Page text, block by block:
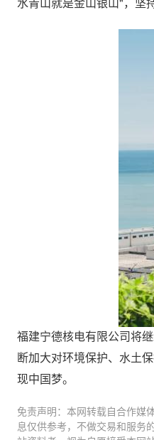
水青山就是金山银山"，坚
福建宁德核电有限公司将
断加大对环境保护、水土
现中国梦。
免责声明：本网转载自合作媒
息仅供参考，不做交易和服务